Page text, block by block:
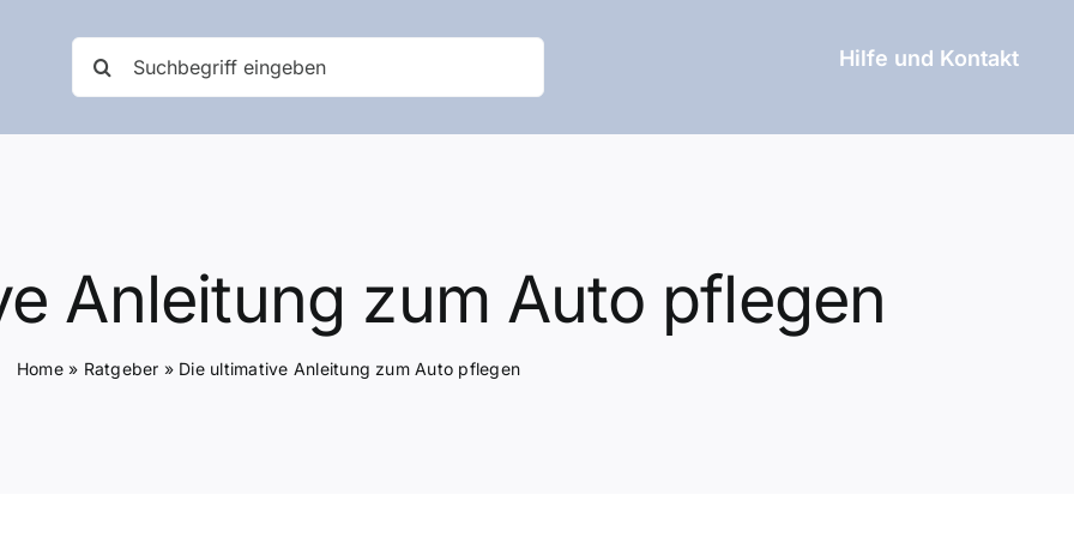
nach:
Hilfe und Kontakt
Anleitung zum Auto pflegen
Home» Ratgeber » Die ultimative Anleitung zum Auto pflegen